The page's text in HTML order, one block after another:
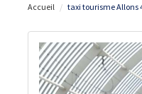
Accueil taxi tourisme Allons